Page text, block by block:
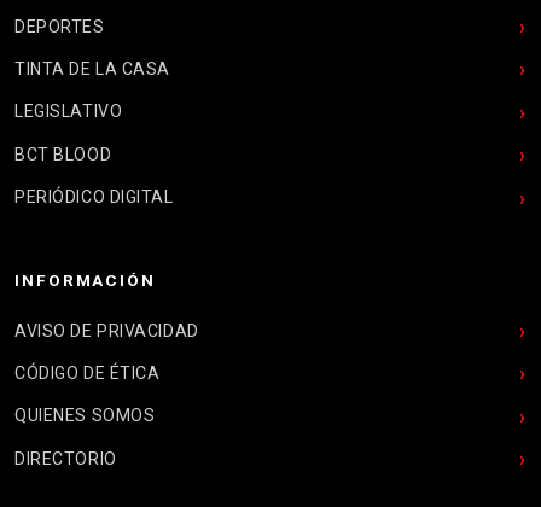
DEPORTES
TINTA DE LA CASA
LEGISLATIVO
BCT BLOOD
PERIÓDICO DIGITAL
INFORMACIÓN
AVISO DE PRIVACIDAD
CÓDIGO DE ÉTICA
QUIENES SOMOS
DIRECTORIO